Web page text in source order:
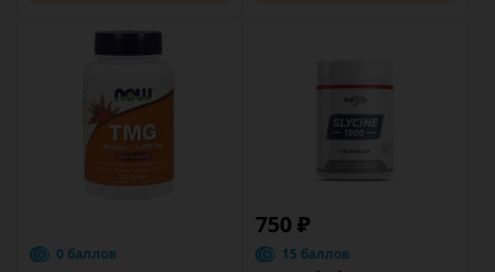
0 баллов
750 ₽
15 баллов